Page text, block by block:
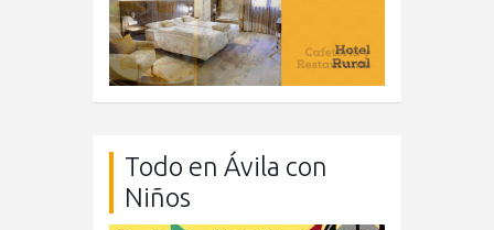
Todo en Ávila con
Niños